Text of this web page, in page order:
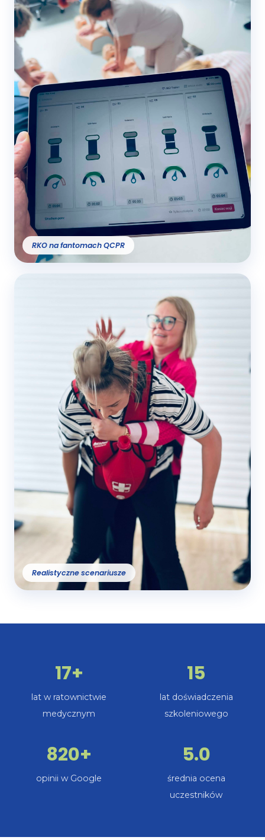
RKO na fantomach QCPR
Realistyczne scenariusze
17+
lat w ratownictwie
medycznym
15
lat doświadczenia
szkoleniowego
820+
opinii w Google
5.0
średnia ocena
uczestników